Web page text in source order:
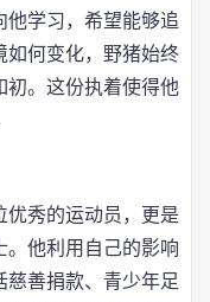
学习，希望能够追
如何变化，野猪始终
初。这份执着使得他
秀的运动员，更是
他利用自己的影响
善捐款、青少年足